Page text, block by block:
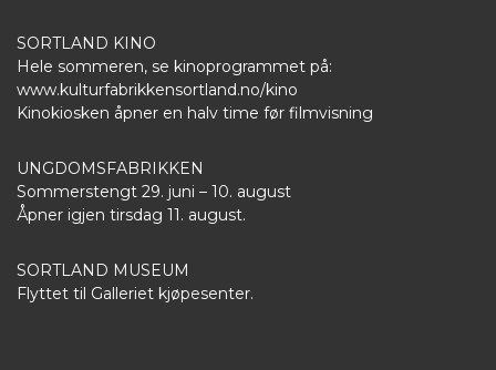
SORTLAND KINO
Hele sommeren, se kinoprogrammet på:
www.kulturfabrikkensortland.no/kino
Kinokiosken åpner en halv time før filmvisning
UNGDOMSFABRIKKEN
Sommerstengt 29. juni – 10. august
Åpner igjen tirsdag 11. august.
SORTLAND MUSEUM
Flyttet til Galleriet kjøpesenter.